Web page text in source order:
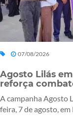
07/08/2026
Agosto Lilás
reforça
A campanha Agosto
feira, 7 de agosto, em